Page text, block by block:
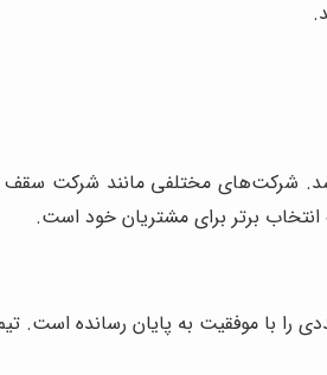
شرکت‌های مختلفی مانند شرکت
برتر برای مشتریان خود است.
را با موفقیت به پایان رسانده